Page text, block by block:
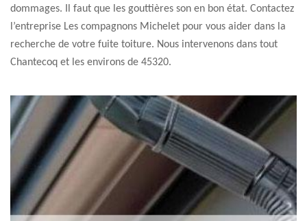
dommages. Il faut que les gouttières son en bon état. Contactez
l’entreprise Les compagnons Michelet pour vous aider dans la
recherche de votre fuite toiture. Nous intervenons dans tout
Chantecoq et les environs de 45320.